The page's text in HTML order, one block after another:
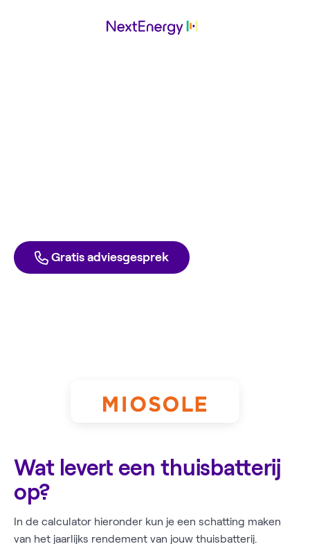
Gratis adviesgesprek
Wat levert een thuisbatterij
op?
In de calculator hieronder kun je een schatting maken
van het jaarlijks rendement van jouw thuisbatterij.